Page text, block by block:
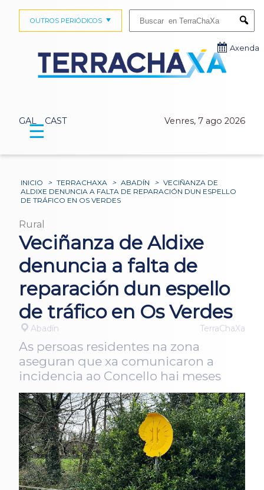
GAL CAST Venres, 7 ago 2026
OUTROS PERIÓDICOS
Axenda
☰
INICIO > TERRACHAXA > ABADÍN > VECIÑANZA DE
ALDIXE DENUNCIA A FALTA DE REPARACIÓN DUN ESPELLO
DE TRÁFICO EN OS VERDES
Rural
Veciñanza de Aldixe
denuncia a falta de
reparación dun espello
de tráfico en Os Verdes
Abadín TerraChaXa
As persoas residentes na zona
aseguran que xa comunicaron a
incidencia ao Concello hai meses